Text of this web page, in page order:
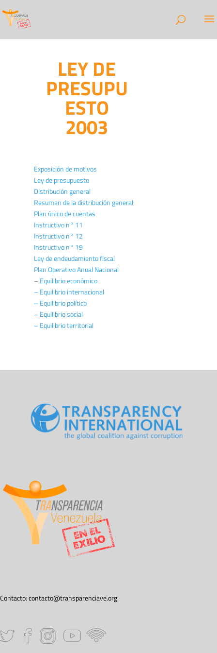
LEY DE
PRESUPU
ESTO
2003
Exposición de motivos
Ley de presupuesto
Distribución general
Resumen de la distribución general
Plan único de cuentas
Instructivo n° 11
Instructivo n° 12
Instructivo n° 19
Ley de endeudamiento fiscal
Plan Operativo Anual Nacional
– Equilibrio económico
– Equilibrio internacional
– Equilibrio político
– Equilibrio social
– Equilibrio territorial
Contacto:contacto@transparenciave.org